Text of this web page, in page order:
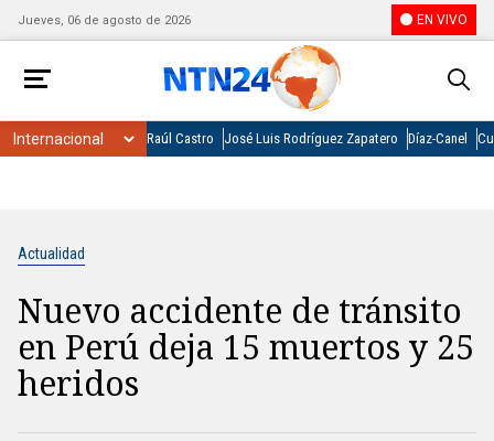
Jueves, 06 de agosto de 2026 EN VIVO
Raúl Castro José Luis Rodríguez Zapatero Díaz-Canel
Actualidad
Nuevo accidente de tránsito
en Perú deja 15 muertos y 25
heridos